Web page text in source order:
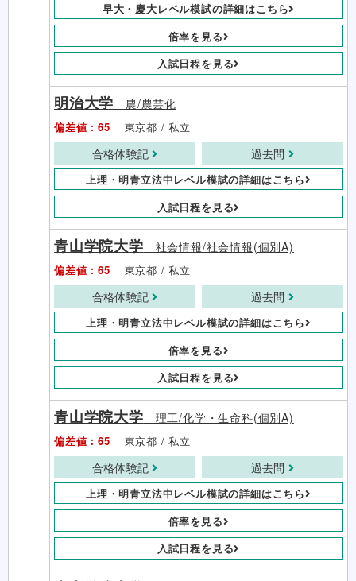
早大・慶大レベル模試の詳細はこちら
倍率を見る
入試日程を見る
明治大学 農/農芸化
偏差値：65 東京都 / 私立
合格体験記 過去問
上理・明青立法中レベル模試の詳細はこちら
入試日程を見る
青山学院大学 社会情報/社会情報(個別A)
偏差値：65 東京都 / 私立
合格体験記 過去問
上理・明青立法中レベル模試の詳細はこちら
倍率を見る
入試日程を見る
青山学院大学 理工/化学・生命科(個別A)
偏差値：65 東京都 / 私立
合格体験記 過去問
上理・明青立法中レベル模試の詳細はこちら
倍率を見る
入試日程を見る